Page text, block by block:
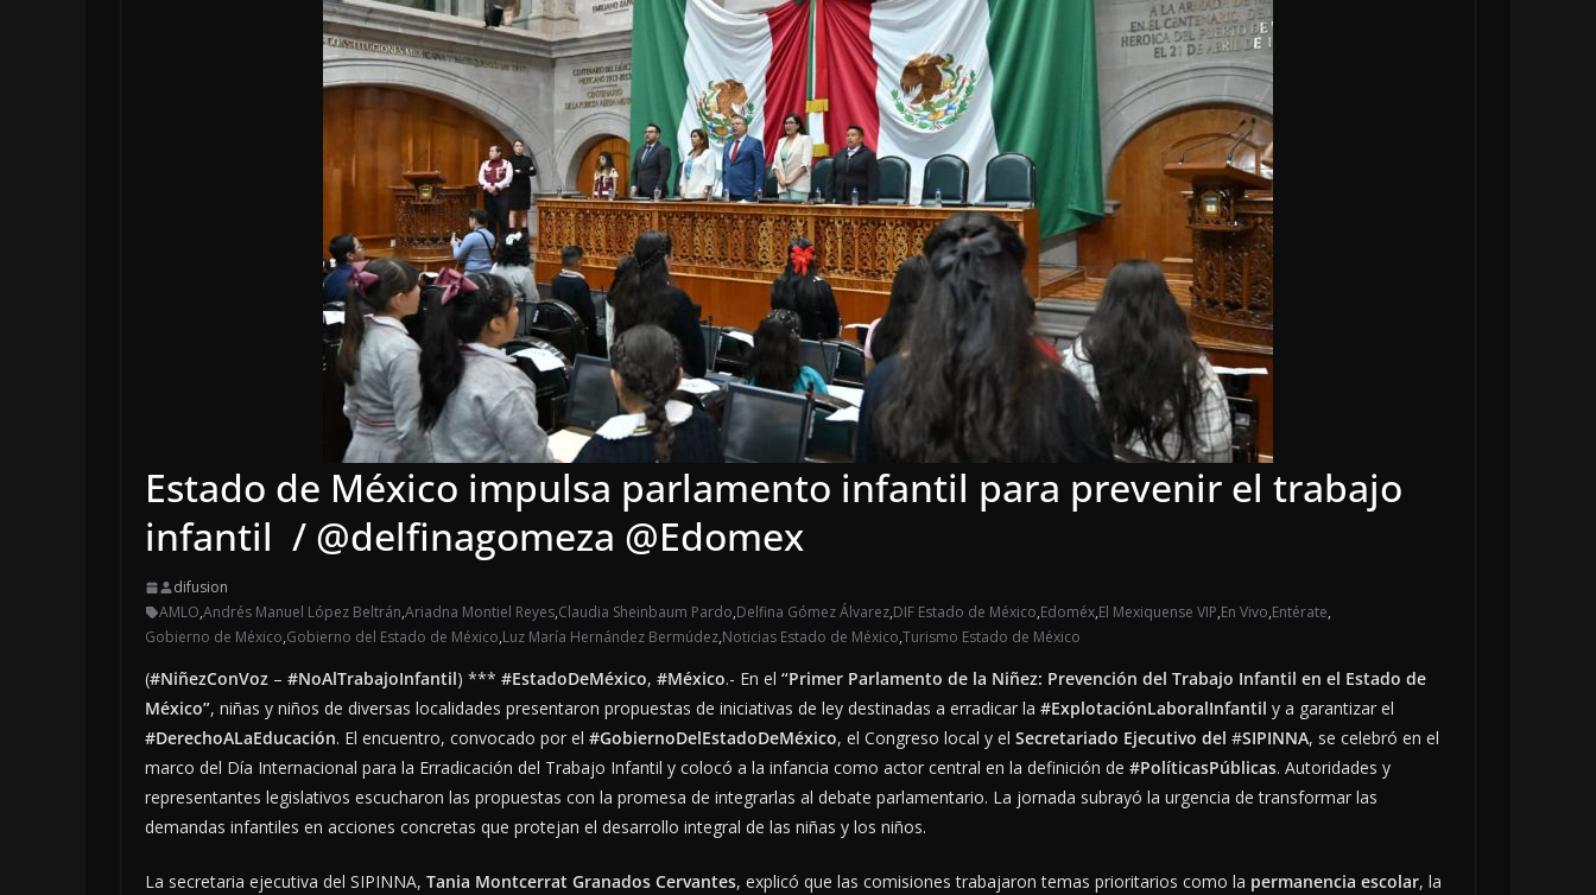
Estado de México impulsa parlamento infantil para prevenir el trabajo
infantil / @delfinagomeza @Edomex
difusion
AMLO,Andrés Manuel López Beltrán,Ariadna Montiel Reyes,Claudia Sheinbaum Pardo,Delfina Gómez Álvarez,DIF Estado de México,Edoméx,El Mexiquense VIP,En Vivo,Entérate,
Gobierno de México,Gobierno del Estado de México,Luz María Hernández Bermúdez,Noticias Estado de México,Turismo Estado de México
(#NiñezConVoz – #NoAlTrabajoInfantil) *** #EstadoDeMéxico, #México.- En el “Primer Parlamento de la Niñez: Prevención del Trabajo Infantil en el Estado de
México”, niñas y niños de diversas localidades presentaron propuestas de iniciativas de ley destinadas a erradicar la #ExplotaciónLaboralInfantil y a garantizar el
#DerechoALaEducación. El encuentro, convocado por el #GobiernoDelEstadoDeMéxico, el Congreso local y el Secretariado Ejecutivo del #SIPINNA, se celebró en el
marco del Día Internacional para la Erradicación del Trabajo Infantil y colocó a la infancia como actor central en la definición de #PolíticasPúblicas. Autoridades y
representantes legislativos escucharon las propuestas con la promesa de integrarlas al debate parlamentario. La jornada subrayó la urgencia de transformar las
demandas infantiles en acciones concretas que protejan el desarrollo integral de las niñas y los niños.
La secretaria ejecutiva del SIPINNA, Tania Montcerrat Granados Cervantes, explicó que las comisiones trabajaron temas prioritarios como la permanencia escolar, la